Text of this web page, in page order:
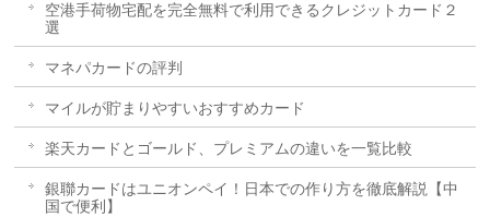
空港手荷物宅配を完全無料で利用できるクレジットカード２
選
マネパカードの評判
マイルが貯まりやすいおすすめカード
楽天カードとゴールド、プレミアムの違いを一覧比較
銀聯カードはユニオンペイ！日本での作り方を徹底解説【中
国で便利】